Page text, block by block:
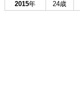
2015年 24歳